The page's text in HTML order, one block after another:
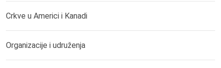
Crkve u Americi i Kanadi
Organizacije i udruženja